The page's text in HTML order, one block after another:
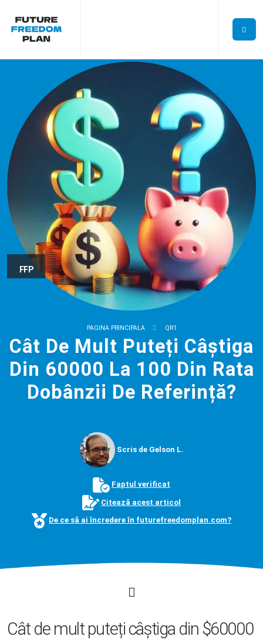
FFP
PAGINA PRINCIPALA QR1
Cât De Mult Puteți Câștiga
Din 60000 La 100 Din Rata
Dobânzii De Referință?
Scris de Gelson L.
Faptul verificat
Citează acest articol
De ce să ai încredere în futurefreedomplan.com?
Cât de mult puteți câștiga din $60000